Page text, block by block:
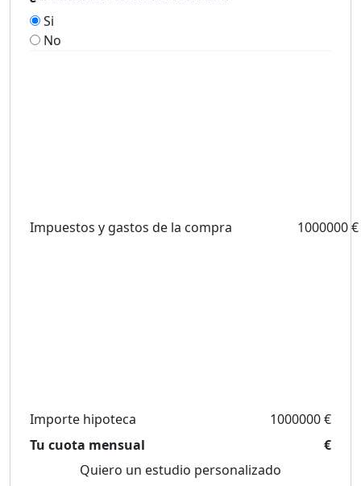
Si
No
Impuestos y gastos de la compra 1000000 €
Importe hipoteca
1000000 €
Tu cuota mensual
€
Quiero un estudio personalizado